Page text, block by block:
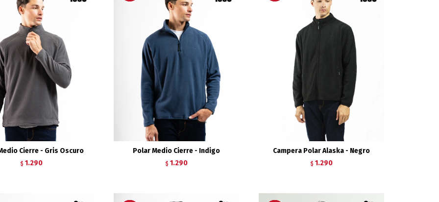
Cierre - Gris Oscuro
$ 1.290
Polar Medio Cierre - Indigo
$ 1.290
Campera Polar Alaska - Negro
$ 1.290